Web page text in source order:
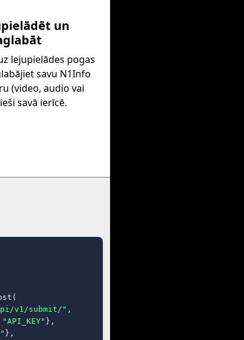
un
lejupielādes pogas
savu N1Info
(video, audio vai
savā ierīcē.
v1/submit/" ,
"API_KEY" },
},